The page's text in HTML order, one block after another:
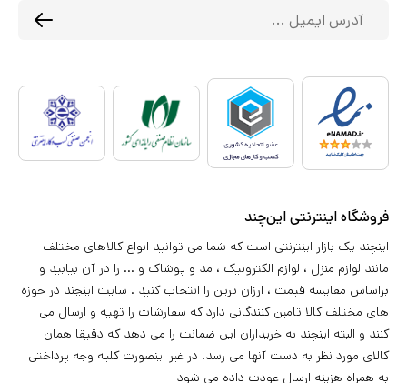
فروشگاه اینترنتی این‌چند
اینچند یک بازار اینترنتی است که شما می توانید انواع کالاهای مختلف
مانند لوازم منزل ، لوازم الکترونیک ، مد و پوشاک و ... را در آن بیابید و
براساس مقایسه قیمت ، ارزان ترین را انتخاب کنید . سایت اینچند در حوزه
های مختلف کالا تامین کنندگانی دارد که سفارشات را تهیه و ارسال می
کنند و البته اینچند به خریداران این ضمانت را می دهد که دقیقا همان
کالای مورد نظر به دست آنها می رسد. در غیر اینصورت کلیه وجه پرداختی
به همراه هزینه ارسال عودت داده می شود